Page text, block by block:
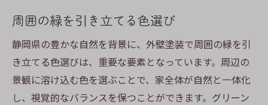
周囲の緑を引き立てる色選び
静岡県の豊かな自然を背景に、外壁塗装で周囲の緑を引
き立てる色選びは、重要な要素となっています。周辺の
景観に溶け込む色を選ぶことで、家全体が自然と一体化
し、視覚的なバランスを保つことができます。グリーン